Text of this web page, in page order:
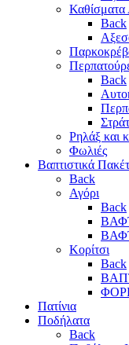
Καθίσματα
Back
Back
Ρηλάξ και
Φωλιές
Βαπτιστικά
Back
Αγόρι
Back
Κορίτσι
Back
Πατίνια
Ποδήλατα
Back